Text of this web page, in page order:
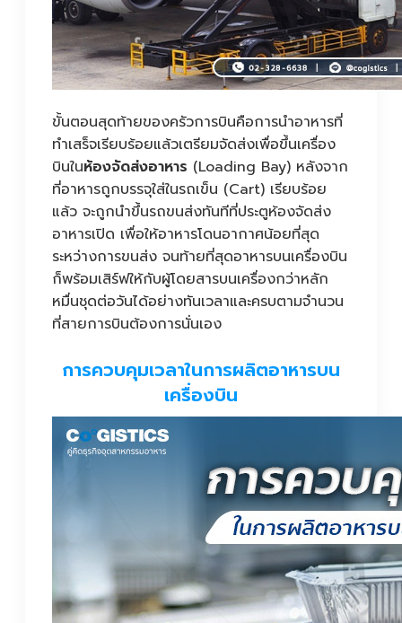
ขั้นตอนสุดท้ายของครัวการบินคือการนำอาหารที่
ทำเสร็จเรียบร้อยแล้วเตรียมจัดส่งเพื่อขึ้นเครื่อง
บินในห้องจัดส่งอาหาร (Loading Bay) หลังจาก
ที่อาหารถูกบรรจุใส่ในรถเข็น (Cart) เรียบร้อย
แล้ว จะถูกนำขึ้นรถขนส่งทันทีที่ประตูห้องจัดส่ง
อาหารเปิด เพื่อให้อาหารโดนอากาศน้อยที่สุด
ระหว่างการขนส่ง จนท้ายที่สุดอาหารบนเครื่องบิน
ก็พร้อมเสิร์ฟให้กับผู้โดยสารบนเครื่องกว่าหลัก
หมื่นชุดต่อวันได้อย่างทันเวลาและครบตามจำนวน
ที่สายการบินต้องการนั่นเอง
การควบคุมเวลาในการผลิตอาหารบน
เครื่องบิน